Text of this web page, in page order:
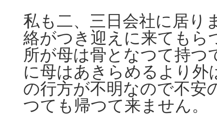
私も二、三日会社に居り
絡がつき迎えに来てもら
所が母は骨となつて持つ
に母はあきらめるより
の行方が不明なので不安
つても帰つて来ません。